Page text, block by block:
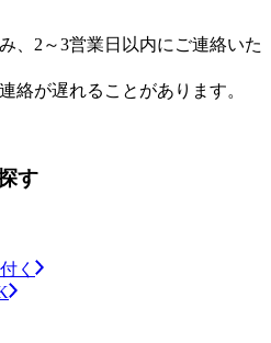
、2～3営業日以内にご連絡いた
絡が遅れることがあります。
す
く